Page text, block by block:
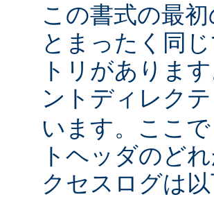
この書式の最
とまったく同
トリがありま
ントディレク
います。ここで
トヘッダのど
クセスログは